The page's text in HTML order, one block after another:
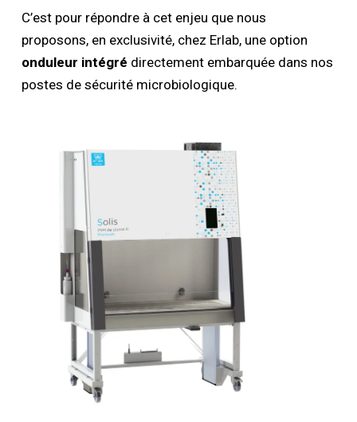
C’est pour répondre à cet enjeu que nous
proposons, en exclusivité, chez Erlab, une option
onduleur intégré directement embarquée dans nos
postes de sécurité microbiologique.